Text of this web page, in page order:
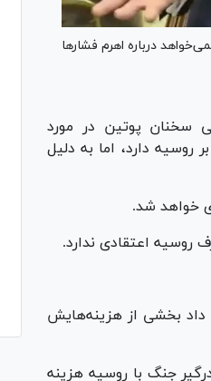
درباره اهرم فشار‌ها
سخنان پوتین در مورد
روسیه دارد، اما به دلیل
خواهد شد.
روسیه اعتقادی ندارد.
داد بخشی از هزینه‌هایش
میلیارد دلار برای اوکراین درگیر جنگ با روسیه هزینه